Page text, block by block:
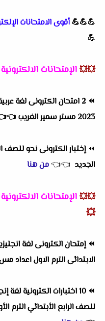
💪💪💪أقوى الامتحانات
💪
💥💥 الإمتحانات
⏪
2 امتحان الكترونى لغة
2023 مستر سمير الغريب
👈
⏪إختبار الكترونى نحو للصف
الجديد 👈
👈من هنا
💥💥 الإمتحانات
💥
⏪إمتحان الكترونى لغة
الابتدائى الترم الاول اعداد
⏪
10 اختبارات الكترونية
للصف الرابع الأبتدائي الترم